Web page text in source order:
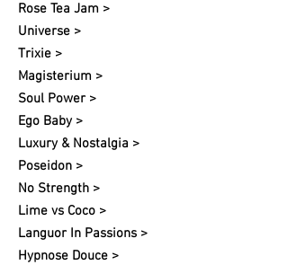
Rose Tea Jam >
Universe >
Trixie >
Magisterium >
Soul Power >
Ego Baby >
Luxury & Nostalgia >
Poseidon >
No Strength >
Lime vs Coco >
Languor In Passions >
Hypnose Douce >